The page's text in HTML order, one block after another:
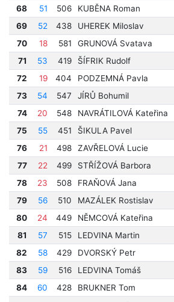
68
51 506 KUBĚNA Roman
69
52 438 UHEREK Miloslav
70
18 581 GRUNOVÁ Svatava
71
53 419 ŠÍFRIK Rudolf
72
19 404 PODZEMNÁ Pavla
73
54 547 JÍRŮ Bohumil
74
20 548 NAVRÁTILOVÁ Kateřina
75
55 451 ŠIKULA Pavel
76
21 498 ZAVŘELOVÁ Lucie
77
22 499 STŘÍŽOVÁ Barbora
78
23 508 FRAŇOVÁ Jana
79
56 510 MAZÁLEK Rostislav
80
24 449 NĚMCOVÁ Kateřina
81
57 515 LEDVINA Martin
82
58 429 DVORSKÝ Petr
83
59 516 LEDVINA Tomáš
84
60 428 BRUKNER Tom